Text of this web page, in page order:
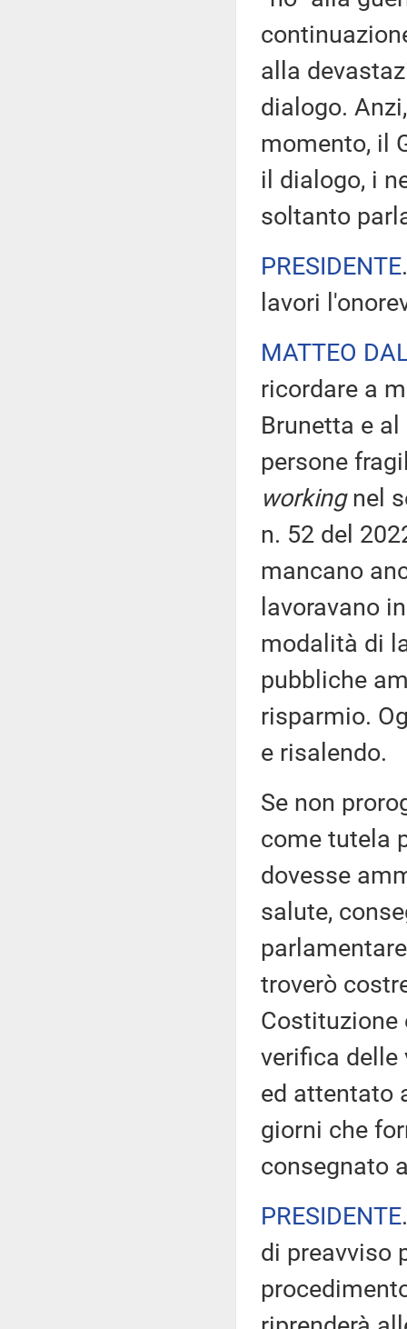
alla
dialogo.
momento, il
il dialogo, i
soltanto
PRESIDENTE
lavori
MATTEO
ricordare a
Brunetta e
persone
workingnel
n. 52 del
mancano
lavoravano
modalità di
pubbliche
risparmio.
e risalendo.
Se non
come tutela
dovesse
salute,
troverò
Costituzione
verifica
ed attentato
giorni che
consegnato
PRESIDENTE
di preavviso